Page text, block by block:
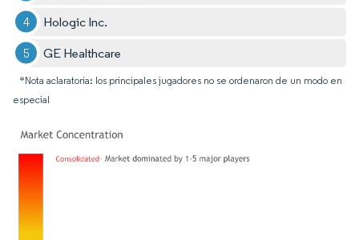
Hologic Inc.
GE Healthcare
*Nota aclaratoria: los principales jugadores no se ordenaron de un modo en
especial